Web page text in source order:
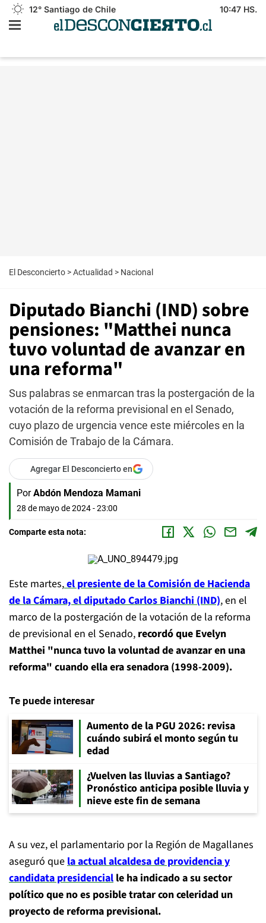
12° Santiago de Chile 10:47 HS.
El Desconcierto >Actualidad > Nacional
Diputado Bianchi (IND) sobre
pensiones: "Matthei nunca
tuvo voluntad de avanzar en
una reforma"
Sus palabras se enmarcan tras la postergación de la
votación de la reforma previsional en el Senado,
cuyo plazo de urgencia vence este miércoles en la
Comisión de Trabajo de la Cámara.
Agregar El Desconcierto en
Por Abdón Mendoza Mamani
28 de mayo de 2024 - 23:00
Comparte esta nota:
Este martes,el presiente de la Comisión de Hacienda
de la Cámara, el diputado Carlos Bianchi (IND), en el
marco de la postergación de la votación de la reforma
de previsional en el Senado, recordó que Evelyn
Matthei "nunca tuvo la voluntad de avanzar en una
reforma" cuando ella era senadora (1998-2009).
Te puede interesar
Aumento de la PGU 2026: revisa
cuándo subirá el monto según tu
edad
¿Vuelven las lluvias a Santiago?
Pronóstico anticipa posible lluvia y
nieve este fin de semana
A su vez, el parlamentario por la Región de Magallanes
aseguró quela actual alcaldesa de providencia y
candidata presidencial le ha indicado a su sector
político que no es posible tratar con celeridad un
proyecto de reforma previsional.